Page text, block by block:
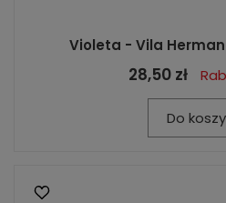
Violeta - Vila
28,50 zł
Do